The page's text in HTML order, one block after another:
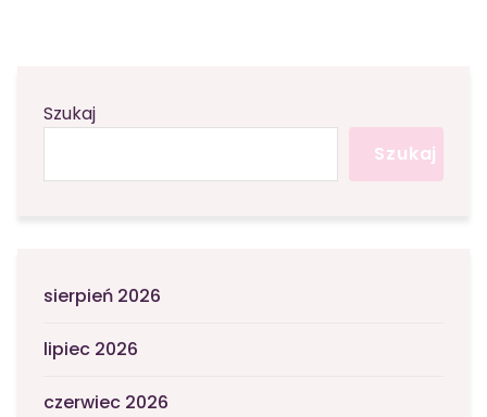
Szukaj
Szukaj
sierpień 2026
lipiec 2026
czerwiec 2026